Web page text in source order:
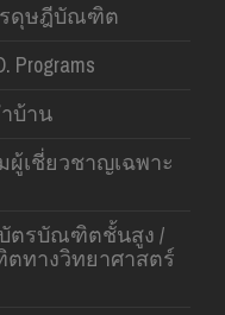
รดุษฎีบัณฑิต
Programs
บ้าน
เชี่ยวชาญเฉพาะ
ตรบัณฑิตชั้นสูง /
ทางวิทยาศาสตร์